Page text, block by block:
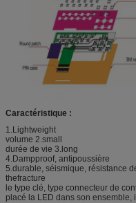
Caractéristique :
1.Lightweight
volume 2.small
durée de vie 3.long
4.Dampproof, antipoussière
5.durable, séismique, résistance
thefracture
le type clé, type connecteur de
placé la LED dans son ensemble,